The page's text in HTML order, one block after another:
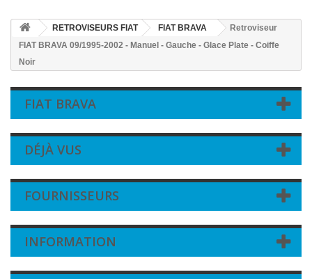
RETROVISEURS FIAT FIAT BRAVA
Retroviseur
FIAT BRAVA 09/1995-2002 - Manuel - Gauche - Glace Plate - Coiffe
Noir
FIAT BRAVA
DÉJÀ VUS
FOURNISSEURS
INFORMATION